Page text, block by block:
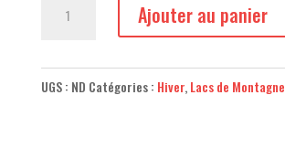
de
la
Ajouter au panier
UGS : ND Catégories : Hiver,Lacs de Montagne